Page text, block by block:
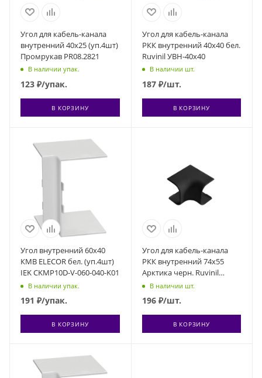
Угол для кабель-канала
внутренний 40х25 (уп.4шт)
Промрукав PR08.2821
В наличии упак.
123 ₽/упак.
В КОРЗИНУ
Угол для кабель-канала
РКК внутренний 40х40 бел.
Ruvinil УВН-40х40
В наличии шт.
187₽/шт.
В КОРЗИНУ
Угол внутренний 60х40
КМВ ELECOR бел. (уп.4шт)
IEK CKMP10D-V-060-040-K01
В наличии упак.
191 ₽/упак.
В КОРЗИНУ
Угол для кабель-канала
РКК внутренний 74х55
Арктика черн. Ruvinil
УВН-74х55-Ч
В наличии шт.
196₽/шт.
В КОРЗИНУ